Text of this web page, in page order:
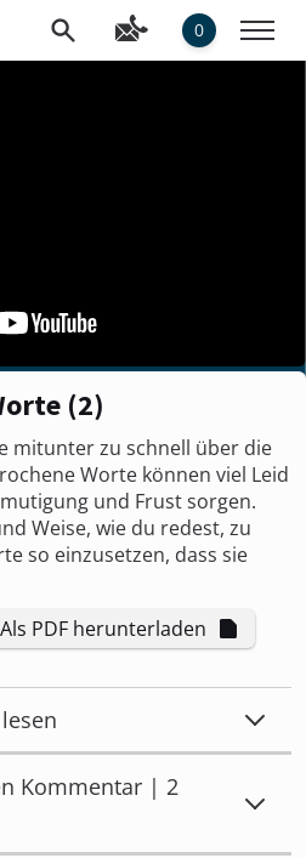
0
(2)
mitunter zu schnell über die
Worte können viel Leid
und Frust sorgen.
Weise, wie du redest, zu
so einzusetzen, dass sie
Als PDF herunterladen
Kommentar | 2